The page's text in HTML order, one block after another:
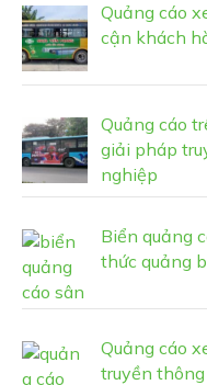
Quảng cáo
cận khách
Quảng cáo
giải pháp
nghiệp
Biển quảng
thức quảng
Quảng cáo
truyền thông